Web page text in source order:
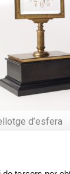
d’esfera